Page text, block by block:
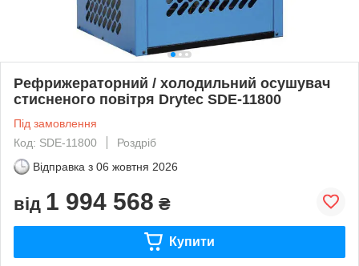
Рефрижераторний / холодильний осушувач
стисненого повітря Drytec SDE-11800
Під замовлення
Код: SDE-11800
Роздріб
Відправка з 06 жовтня 2026
від 1 994 568 ₴
Купити